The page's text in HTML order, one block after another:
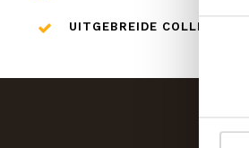
UITGEBREIDE COLLECTIE